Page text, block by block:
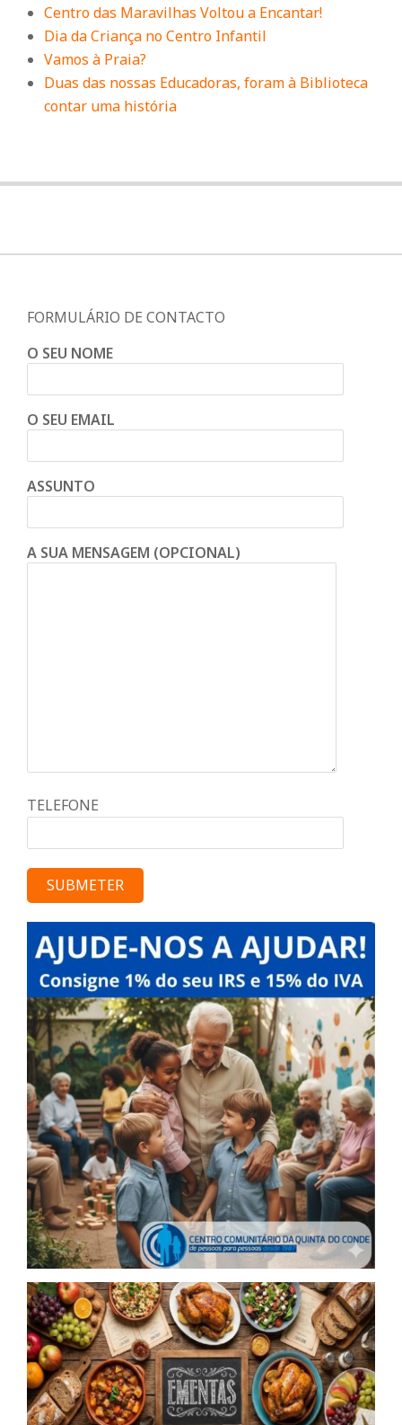
Centro das Maravilhas Voltou a Encantar!
Dia da Criança no Centro Infantil
Vamos à Praia?
Duas das nossas Educadoras, foram à Biblioteca
contar uma história
FORMULÁRIO DE CONTACTO
O SEU NOME
O SEU EMAIL
ASSUNTO
A SUA MENSAGEM (OPCIONAL)
TELEFONE